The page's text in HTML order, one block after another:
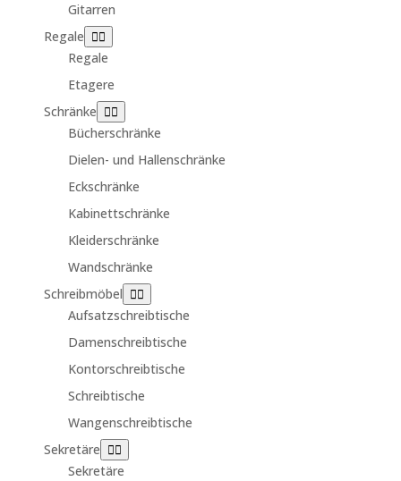
Gitarren
Regale
Regale
Etagere
Schränke
Bücherschränke
Dielen- und Hallenschränke
Eckschränke
Kabinettschränke
Kleiderschränke
Wandschränke
Schreibmöbel
Aufsatzschreibtische
Damenschreibtische
Kontorschreibtische
Schreibtische
Wangenschreibtische
Sekretäre
Sekretäre